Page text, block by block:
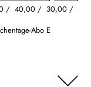
40,00 30,00
Abo E